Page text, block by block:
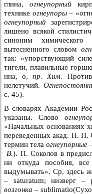
глина,огнеупорный
технике огнеупоры –
огнеупорный
лишено всякой
синоним
вытесненного словом
так: «упорствующий
тигели, плавильные
нна, о,пр. Хим.
нелетучий.
с. 45).
В словарях Академии
указаны. Слово
«Начальных основаниях
переведенных акад. Н. П.
термин тела огнеупорные
В.). П. Соколов в
ни откуда пособия,
выдумывать». Ср. здесь
– saturatum; низверг –
возгонка –